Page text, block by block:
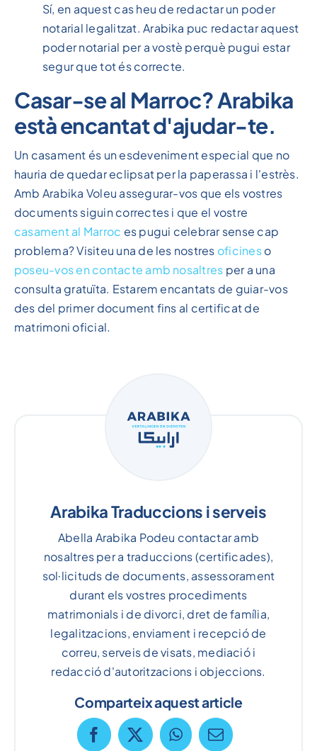
Sí, en aquest cas heu de redactar un poder
notarial legalitzat. Arabika puc redactar aquest
poder notarial per a vostè perquè pugui estar
segur que tot és correcte.
Casar-se al Marroc? Arabika
està encantat d'ajudar-te.
Un casament és un esdeveniment especial que no
hauria de quedar eclipsat per la paperassa i l'estrès.
Amb Arabika Voleu assegurar-vos que els vostres
documents siguin correctes i que el vostre
casament al Marroc es pugui celebrar sense cap
problema? Visiteu una de les nostres oficineso
poseu-vos en contacte amb nosaltres per a una
consulta gratuïta. Estarem encantats de guiar-vos
des del primer document fins al certificat de
matrimoni oficial.
Arabika Traduccions i serveis
Abella Arabika Podeu contactar amb
nosaltres per a traduccions (certificades),
sol·licituds de documents, assessorament
durant els vostres procediments
matrimonials i de divorci, dret de família,
legalitzacions, enviament i recepció de
correu, serveis de visats, mediació i
redacció d'autoritzacions i objeccions.
Comparteix aquest article